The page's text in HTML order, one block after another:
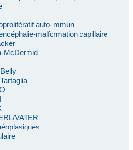
auto-immun
malformation capillaire
McDermid
VATER